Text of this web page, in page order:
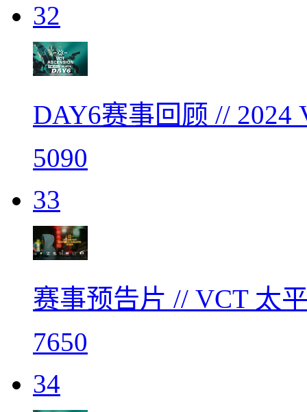
32
DAY6赛事回顾 // 2024
5090
33
赛事预告片 // VCT 太
7650
34